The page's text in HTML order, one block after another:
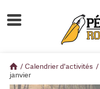
Accueil
Calendrier d'activités
/ Calendrier d'activités /
janvier